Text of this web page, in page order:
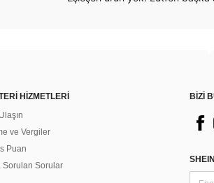
HİZMETLERİ
ve Vergiler
Puan
Sorulan Sorular
BİZİ